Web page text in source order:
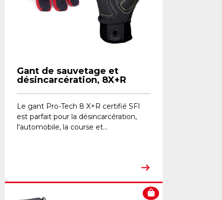
Gant de sauvetage et
désincarcération, 8X+R
Le gant Pro-Tech 8 X+R certifié SFI
est parfait pour la désincarcération,
l'automobile, la course et...